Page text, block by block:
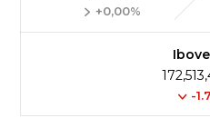
+0,00%
-